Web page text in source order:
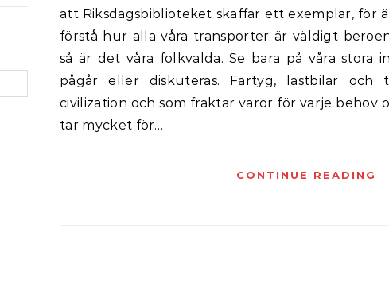
att Riksdagsbiblioteket skaffar ett exemplar, för
förstå hur alla våra transporter är väldigt
så är det våra folkvalda. Se bara på våra stora
pågår eller diskuteras. Fartyg, lastbilar
civilization och som fraktar varor för varje behov
tar mycket för…
CONTINUE READING